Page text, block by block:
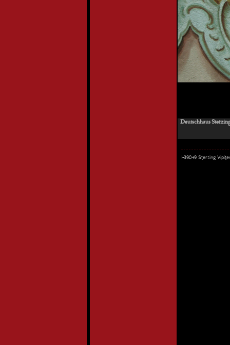
Deutschhaus
I-39049 Sterzing